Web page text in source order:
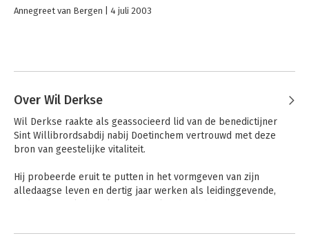
Annegreet van Bergen 4 juli 2003
Over Wil Derkse
Wil Derkse raakte als geassocieerd lid van de benedictijner
Sint Willibrordsabdij nabij Doetinchem vertrouwd met deze
bron van geestelijke vitaliteit.
Hij probeerde eruit te putten in het vormgeven van zijn
alledaagse leven en dertig jaar werken als leidinggevende,
Andere boeken door Wil Derkse